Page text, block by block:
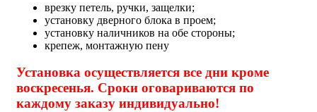
врезку петель, ручки, защелки;
установку дверного блока в проем;
установку наличников на обе стороны;
крепеж, монтажную пену
Установка осуществляется все дни кроме
воскресенья. Сроки оговариваются по
каждому заказу индивидуально!